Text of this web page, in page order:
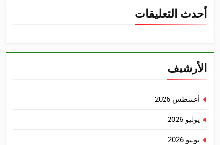
أحدث التعليقات
الأرشيف
أغسطس 2026
يوليو 2026
يونيو 2026